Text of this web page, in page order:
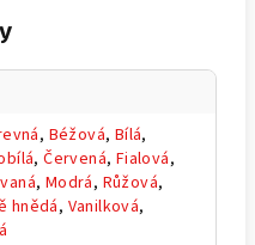
, Béžová, Bílá,
,Červená, Fialová,
, Modrá, Růžová,
hnědá, Vanilková,